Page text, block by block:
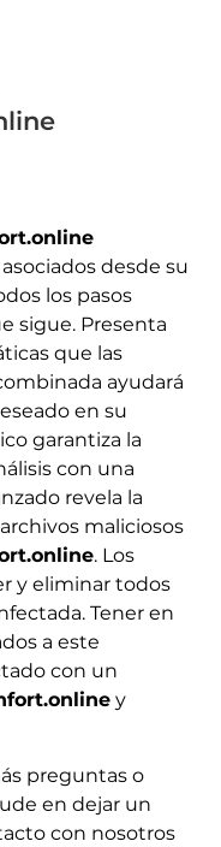
desde su
los pasos
sigue. Presenta
que las
ayudará
en su
garantiza la
con una
revela la
maliciosos
. Los
y eliminar todos
Tener en
a este
con un
y
preguntas o
en dejar un
con nosotros